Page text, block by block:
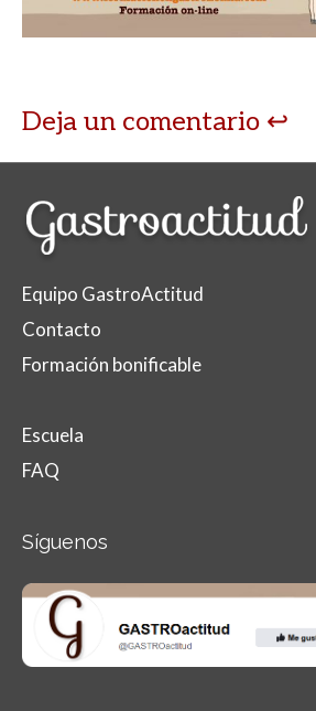
Deja un comentario
Equipo GastroActitud
Contacto
Formación bonificable
Escuela
FAQ
Síguenos